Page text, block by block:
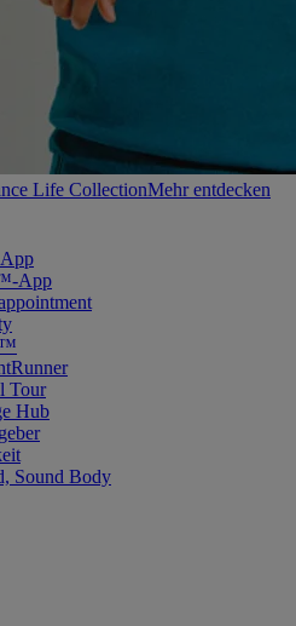
Life CollectionMehr entdecken
App
Tour
Hub
Sound Body